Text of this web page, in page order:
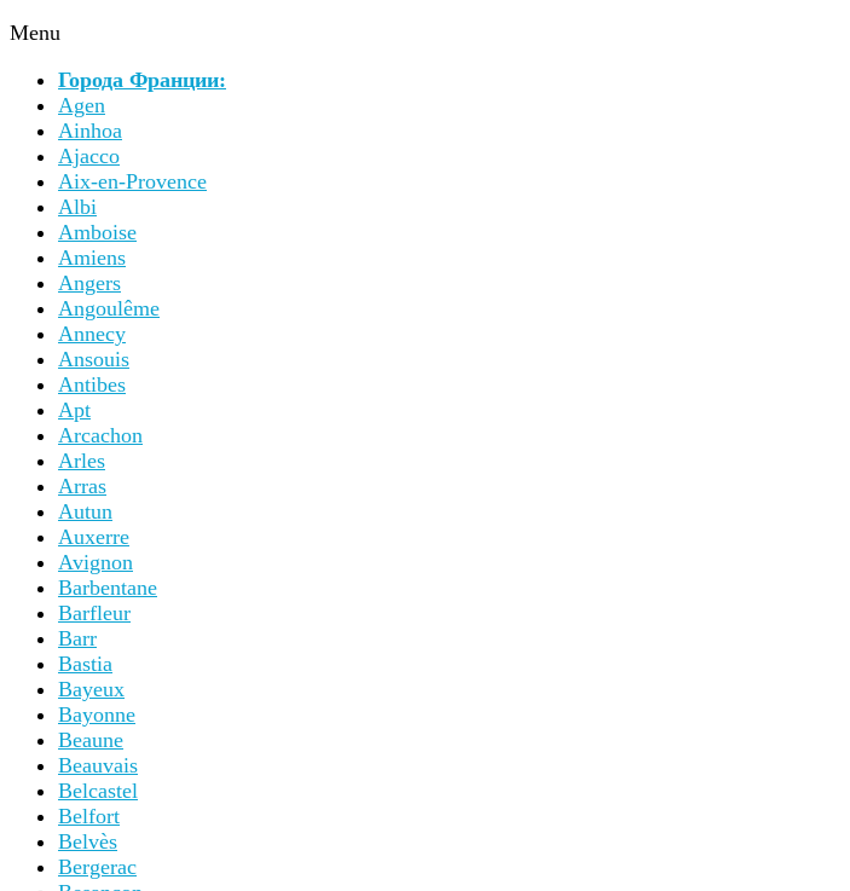
Menu
Города Франции:
Agen
Ainhoa
Ajacco
Aix-en-Provence
Albi
Amboise
Amiens
Angers
Angoulême
Annecy
Ansouis
Antibes
Apt
Arcachon
Arles
Arras
Autun
Auxerre
Avignon
Barbentane
Barfleur
Barr
Bastia
Bayeux
Bayonne
Beaune
Beauvais
Belcastel
Belfort
Belvès
Bergerac